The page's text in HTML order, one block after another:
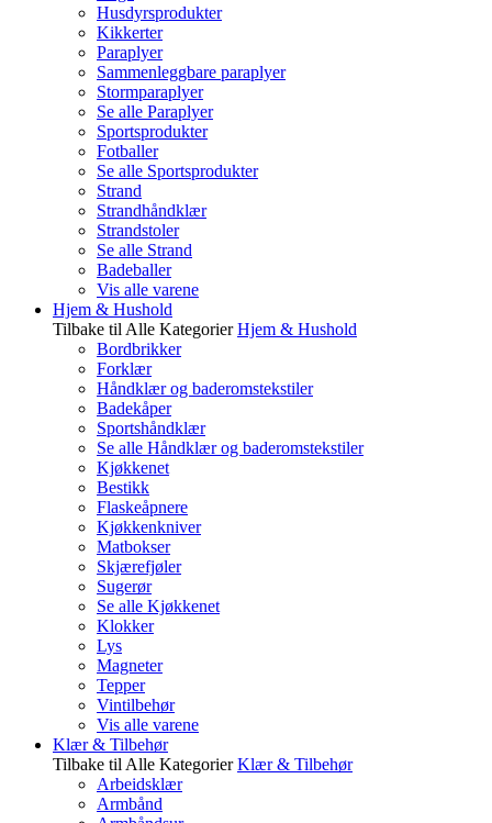
Husdyrsprodukter
Kikkerter
Paraplyer
Sammenleggbare paraplyer
Stormparaplyer
Se alle Paraplyer
Sportsprodukter
Fotballer
Se alle Sportsprodukter
Strand
Strandhåndklær
Strandstoler
Se alle Strand
Badeballer
Vis alle varene
Hjem & Hushold
Tilbake til Alle Kategorier Hjem & Hushold
Bordbrikker
Forklær
Håndklær og baderomstekstiler
Badekåper
Sportshåndklær
Se alle Håndklær og baderomstekstiler
Kjøkkenet
Bestikk
Flaskeåpnere
Kjøkkenkniver
Matbokser
Skjærefjøler
Sugerør
Se alle Kjøkkenet
Klokker
Lys
Magneter
Tepper
Vintilbehør
Vis alle varene
Klær & Tilbehør
Tilbake til Alle Kategorier Klær & Tilbehør
Arbeidsklær
Armbånd